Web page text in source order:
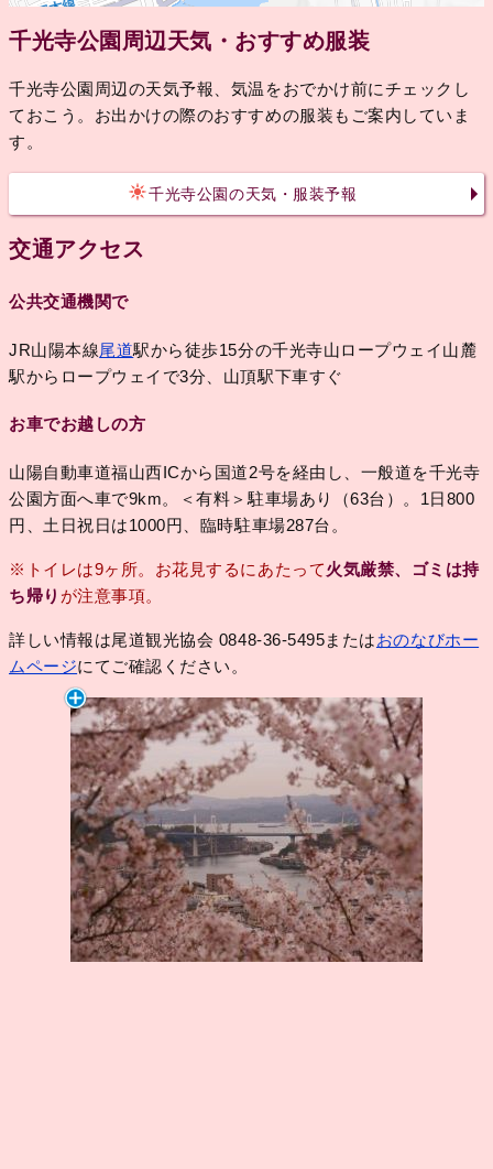
千光寺公園周辺天気・おすすめ服装
千光寺公園周辺の天気予報、気温をおでかけ前にチェックし
ておこう。お出かけの際のおすすめの服装もご案内していま
す。
千光寺公園の天気・服装予報
交通アクセス
公共交通機関で
JR山陽本線尾道駅から徒歩15分の千光寺山ロープウェイ山麓
駅からロープウェイで3分、山頂駅下車すぐ
お車でお越しの方
山陽自動車道福山西ICから国道2号を経由し、一般道を千光寺
公園方面へ車で9km。＜有料＞駐車場あり（63台）。1日800
円、土日祝日は1000円、臨時駐車場287台。
※トイレは9ヶ所。お花見するにあたって火気厳禁、ゴミは持
ち帰り が注意事項。
詳しい情報は尾道観光協会 0848-36-5495またはおのなびホー
ムページにてご確認ください。